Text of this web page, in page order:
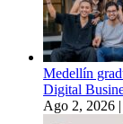
Medellín
Digital
Ago 2, 2026 |